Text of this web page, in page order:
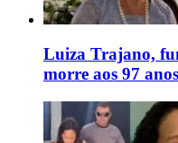
Luiza Trajano,
morre aos 97 anos